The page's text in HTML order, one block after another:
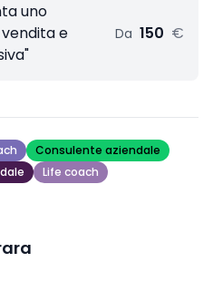
uno
e
Da 150 €
Consulente aziendale
Life coach